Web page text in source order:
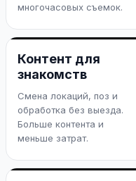
многочасовых съемок.
Контент для
знакомств
Смена локаций, поз и
обработка без выезда.
Больше контента и
меньше затрат.